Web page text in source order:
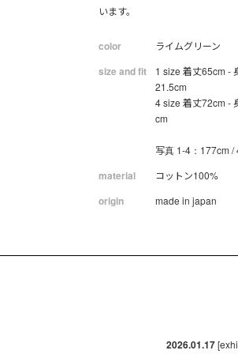
います。
color ライムグリーン
size and fit
1 size 着丈65cm -
21.5cm
4 size 着丈72cm -
cm
写真 1-4：177cm /
material コットン100%
origin made in japan
2026.01.17